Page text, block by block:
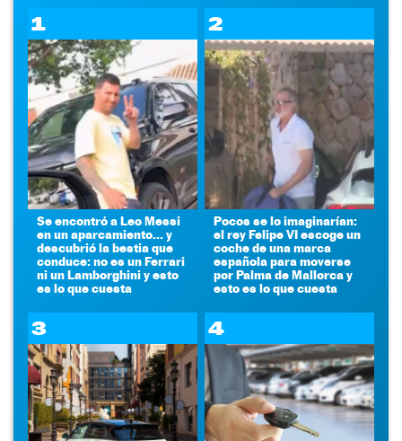
1
Se encontró a Leo Messi
en un aparcamiento... y
descubrió la bestia que
conduce: no es un Ferrari
ni un Lamborghini y esto
es lo que cuesta
2
Pocos se lo imaginarían:
el rey Felipe VI escoge un
coche de una marca
española para moverse
por Palma de Mallorca y
esto es lo que cuesta
3 4